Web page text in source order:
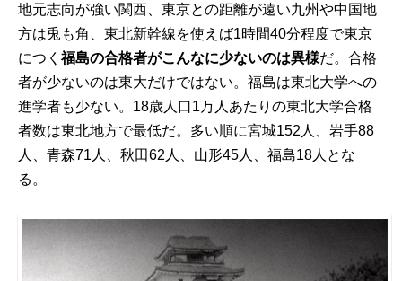
地元志向が強い関西、東京との距離が遠い九州や中国地
方は兎も角、東北新幹線を使えば1時間40分程度で東京
につく福島の合格者がこんなに少ないのは異様だ。合格
者が少ないのは東大だけではない。福島は東北大学への
進学者も少ない。18歳人口1万人あたりの東北大学合格
者数は東北地方で最低だ。多い順に宮城152人、岩手88
人、青森71人、秋田62人、山形45人、福島18人とな
る。